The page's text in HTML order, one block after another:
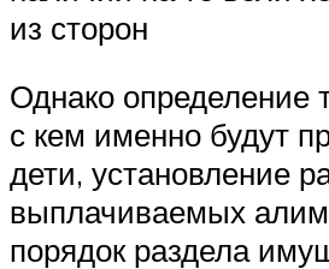
из сторон
Однако определение
с кем именно будут
дети, установление
выплачиваемых
порядок раздела